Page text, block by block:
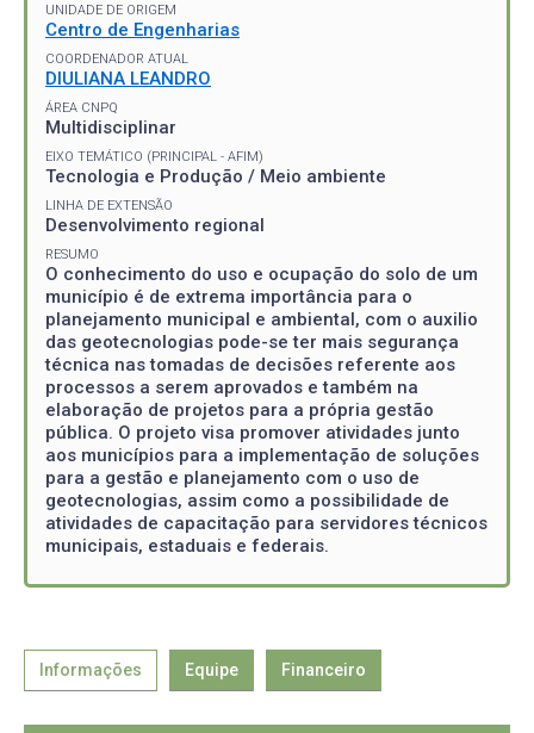
UNIDADE DE ORIGEM
Centro de Engenharias
COORDENADOR ATUAL
DIULIANA LEANDRO
ÁREA CNPQ
Multidisciplinar
EIXO TEMÁTICO (PRINCIPAL - AFIM)
Tecnologia e Produção / Meio ambiente
LINHA DE EXTENSÃO
Desenvolvimento regional
RESUMO
O conhecimento do uso e ocupação do solo de um
município é de extrema importância para o
planejamento municipal e ambiental, com o auxilio
das geotecnologias pode-se ter mais segurança
técnica nas tomadas de decisões referente aos
processos a serem aprovados e também na
elaboração de projetos para a própria gestão
pública. O projeto visa promover atividades junto
aos municípios para a implementação de soluções
para a gestão e planejamento com o uso de
geotecnologias, assim como a possibilidade de
atividades de capacitação para servidores técnicos
municipais, estaduais e federais.
Informações Equipe Financeiro